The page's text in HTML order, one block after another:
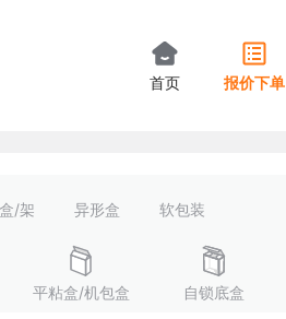
首页 报价下单
/架 异形盒 软包装
平粘盒/机包盒 自锁底盒